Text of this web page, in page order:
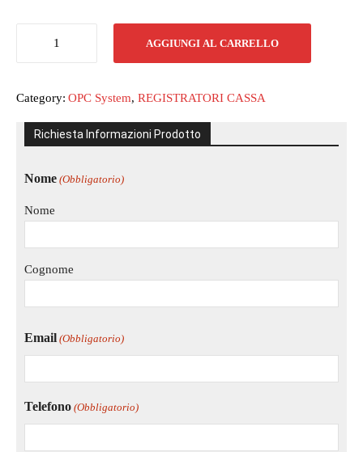
AGGIUNGI AL CARRELLO
Category: OPC System, REGISTRATORI CASSA
Richiesta Informazioni Prodotto
Nome (Obbligatorio)
Nome
Cognome
Email (Obbligatorio)
Telefono (Obbligatorio)